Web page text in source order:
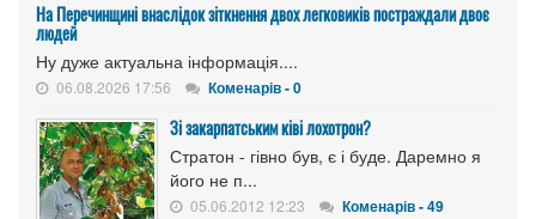
На Перечинщині внаслідок зіткнення двох легковиків постраждали двоє
людей
Ну дуже актуальна інформація....
06.08.2026 17:56 Коменарів - 0
Зі закарпатським ківі лохотрон?
Стратон - гівно був, є і буде. Даремно я
його не п...
05.06.2012 12:23 Коменарів - 49